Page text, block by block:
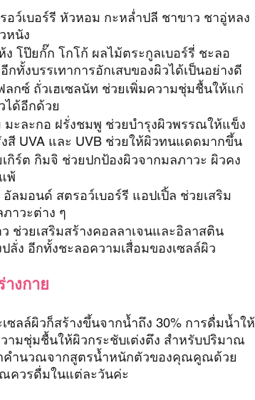
อว์เบอร์รี หัวหอม กะหล่ำปลี ชาขาว ชาอู่หลง
หนัง
โป๊ยกั๊ก โกโก้ ผลไม้ตระกูลเบอร์รี่ ชะลอ
ทั้งบรรเทาการอักเสบของผิวได้เป็นอย่างดี
กซ์ ถั่วเฮเซลนัท ช่วยเพิ่มความชุ่มชื้นให้แก่
ได้อีกด้วย
มะละกอ ฝรั่งชมพู ช่วยบำรุงผิวพรรณให้แข็ง
UVA และ UVB ช่วยให้ผิวทนแดดมากขึ้น
เกิร์ต กิมจิ ช่วยปกป้องผิวจากมลภาวะ ผิวคง
พ้
ลมอนด์ สตรอว์เบอร์รี แอปเปิ้ล ช่วยเสริม
าวะต่าง ๆ
ช่วยเสริมสร้างคอลลาเจนและอิลาสติน
ลั่ง อีกทั้งชะลอความเสื่อมของเซลล์ผิว
งกาย
ซลล์ผิวก็สร้างขึ้นจากน้ำถึง 30% การดื่มน้ำให้
ามชุ่มชื้นให้ผิวกระชับเต่งตึง สำหรับปริมาณ
คำนวณจากสูตรน้ำหนักตัวของคุณคูณด้วย
ควรดื่มในแต่ละวันค่ะ